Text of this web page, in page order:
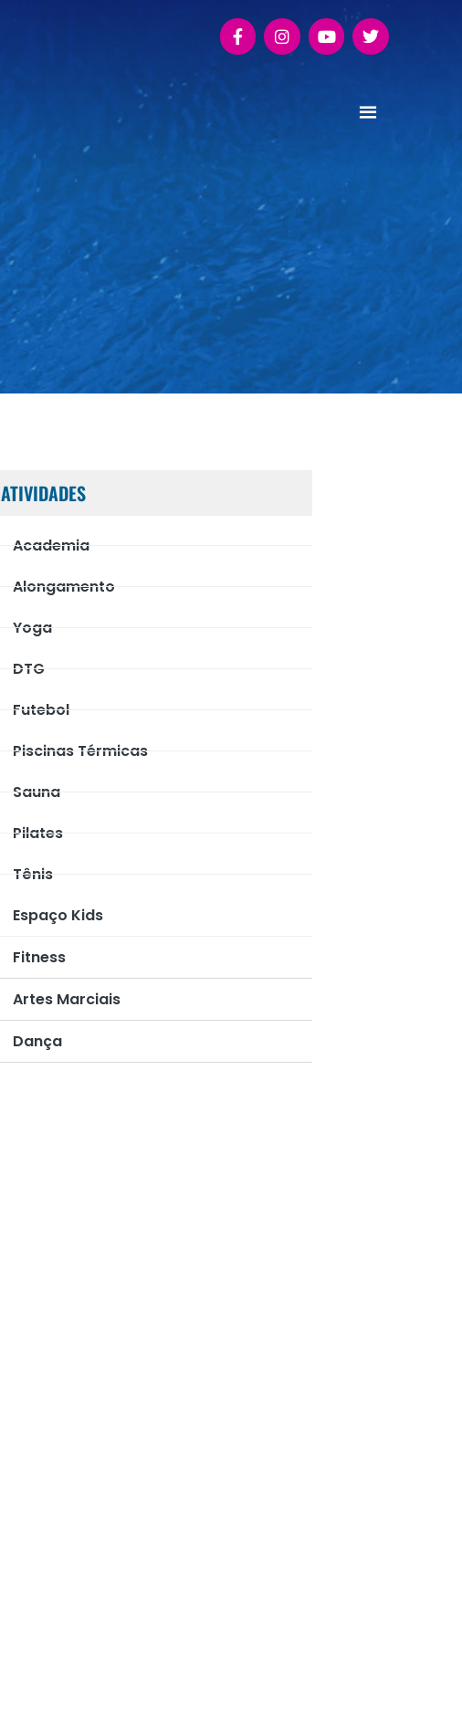
ATIVIDADES
Academia
Alongamento
Yoga
DTG
Futebol
Piscinas Térmicas
Sauna
Pilates
Tênis
Espaço Kids
Fitness
Artes Marciais
Dança